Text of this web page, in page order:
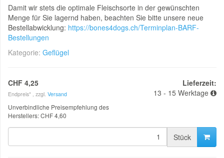
Damit wir stets die optimale Fleischsorte in der gewünschten
Menge für Sie lagernd haben, beachten Sie bitte unsere neue
Bestellabwicklung: https://bones4dogs.ch/Terminplan-BARF-
Bestellungen
Kategorie: Geflügel
CHF 4,25
Endpreis* , zzgl. Versand
Unverbindliche Preisempfehlung des
Herstellers:CHF 4,60
Lieferzeit:
13 - 15 Werktage
Stück